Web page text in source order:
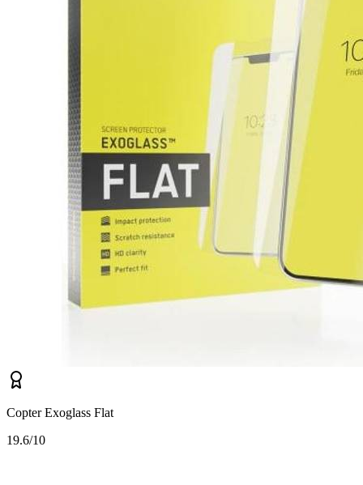
Copter Exoglass Flat
19.6/10